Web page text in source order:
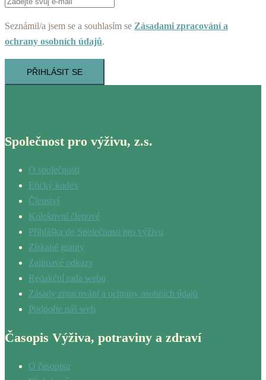
Seznámil/a jsem se a souhlasím se Zásadami zpracování a
ochrany osobních údajů.
PŘIHLÁSIT SE
Společnost pro výživu, z.s.
O společnosti
Etický kodex
Členství
Kolektivní členové
Přihláška do Společnosti pro výživu
Získané granty
Zajímavé odkazy
Redakční rada webu
Zásady zpracování a ochrany osobních údajů
Podpořte náš web
Časopis Výživa, potraviny a zdraví
O časopisu